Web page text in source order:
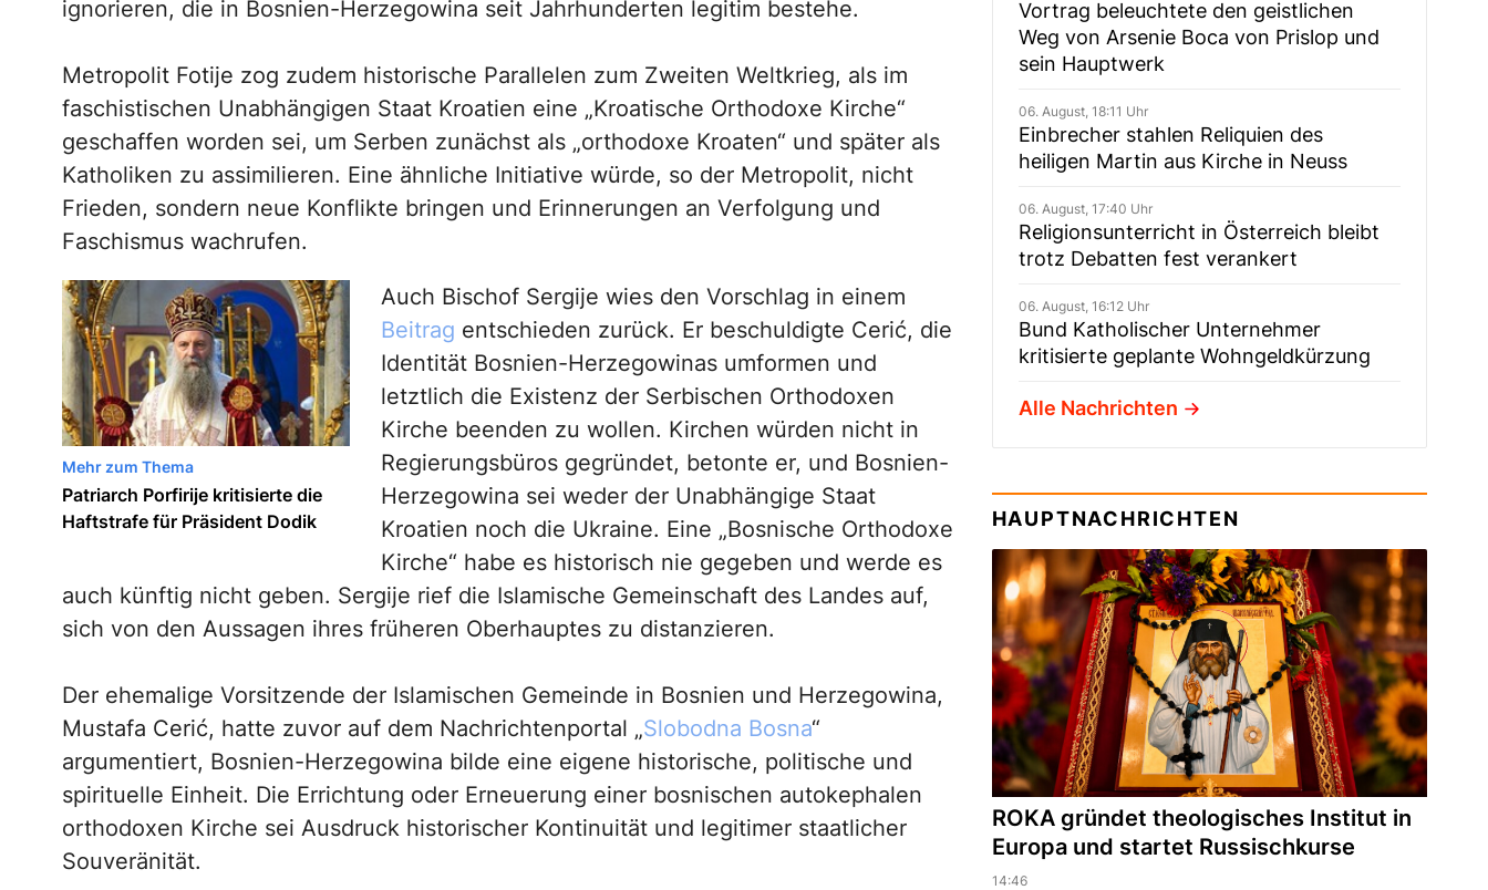
ignorieren, die in Bosnien-Herzegowina seit Jahrhunderten legitim bestehe.
Metropolit Fotije zog zudem historische Parallelen zum Zweiten Weltkrieg, als im
faschistischen Unabhängigen Staat Kroatien eine „Kroatische Orthodoxe Kirche“
geschaffen worden sei, um Serben zunächst als „orthodoxe Kroaten“ und später als
Katholiken zu assimilieren. Eine ähnliche Initiative würde, so der Metropolit, nicht
Frieden, sondern neue Konflikte bringen und Erinnerungen an Verfolgung und
Faschismus wachrufen.
Mehr zum Thema
Patriarch Porfirije kritisierte die
Haftstrafe für Präsident Dodik
Auch Bischof Sergije wies den Vorschlag in einem
Beitrag entschieden zurück. Er beschuldigte Cerić, die
Identität Bosnien-Herzegowinas umformen und
letztlich die Existenz der Serbischen Orthodoxen
Kirche beenden zu wollen. Kirchen würden nicht in
Regierungsbüros gegründet, betonte er, und Bosnien-
Herzegowina sei weder der Unabhängige Staat
Kroatien noch die Ukraine. Eine „Bosnische Orthodoxe
Kirche“ habe es historisch nie gegeben und werde es
auch künftig nicht geben. Sergije rief die Islamische Gemeinschaft des Landes auf,
sich von den Aussagen ihres früheren Oberhauptes zu distanzieren.
Der ehemalige Vorsitzende der Islamischen Gemeinde in Bosnien und Herzegowina,
Mustafa Cerić, hatte zuvor auf dem Nachrichtenportal „Slobodna Bosna“
argumentiert, Bosnien-Herzegowina bilde eine eigene historische, politische und
spirituelle Einheit. Die Errichtung oder Erneuerung einer bosnischen autokephalen
orthodoxen Kirche sei Ausdruck historischer Kontinuität und legitimer staatlicher
Souveränität.
Vortrag beleuchtete den geistlichen
Weg von Arsenie Boca von Prislop und
sein Hauptwerk
06. August, 18:11 Uhr
Einbrecher stahlen Reliquien des
heiligen Martin aus Kirche in Neuss
06. August, 17:40 Uhr
Religionsunterricht in Österreich bleibt
trotz Debatten fest verankert
06. August, 16:12 Uhr
Bund Katholischer Unternehmer
kritisierte geplante Wohngeldkürzung
Alle Nachrichten
HAUPTNACHRICHTEN
ROKA gründet theologisches Institut in
Europa und startet Russischkurse
14:46